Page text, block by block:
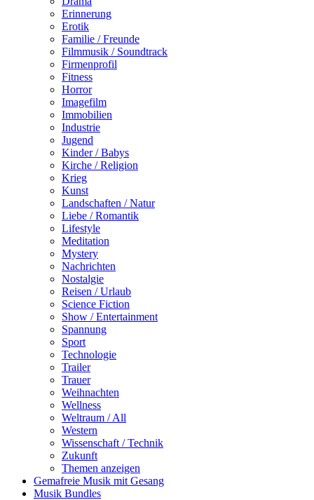
Erinnerung
Erotik
Familie / Freunde
Filmmusik / Soundtrack
Firmenprofil
Fitness
Horror
Imagefilm
Immobilien
Industrie
Jugend
Kinder / Babys
Kirche / Religion
Krieg
Kunst
Landschaften / Natur
Liebe / Romantik
Lifestyle
Meditation
Mystery
Nachrichten
Nostalgie
Reisen / Urlaub
Science Fiction
Show / Entertainment
Spannung
Sport
Technologie
Trailer
Trauer
Weihnachten
Wellness
Weltraum / All
Western
Wissenschaft / Technik
Zukunft
Themen anzeigen
Gemafreie Musik mit Gesang
Musik Bundles